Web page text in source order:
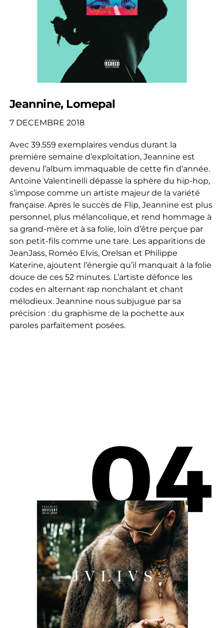
Jeannine, Lomepal
7 DECEMBRE 2018
Avec 39.559 exemplaires vendus durant la
première semaine d’exploitation, Jeannine est
devenu l’album immaquable de cette fin d’année.
Antoine Valentinelli dépasse la sphère du hip-hop,
s’impose comme un artiste majeur de la variété
française. Après le succès de Flip, Jeannine est plus
personnel, plus mélancolique, et rend hommage à
sa grand-mère et à sa folie, loin d’être perçue par
son petit-fils comme une tare. Les apparitions de
JeanJass, Roméo Elvis, Orelsan et Philippe
Katerine, ajoutent l’énergie qu’il manquait à la folie
douce de ces 52 minutes. L’artiste défonce les
codes en alternant rap nonchalant et chant
mélodieux. Jeannine nous subjugue par sa
précision : du graphisme de la pochette aux
paroles parfaitement posées.